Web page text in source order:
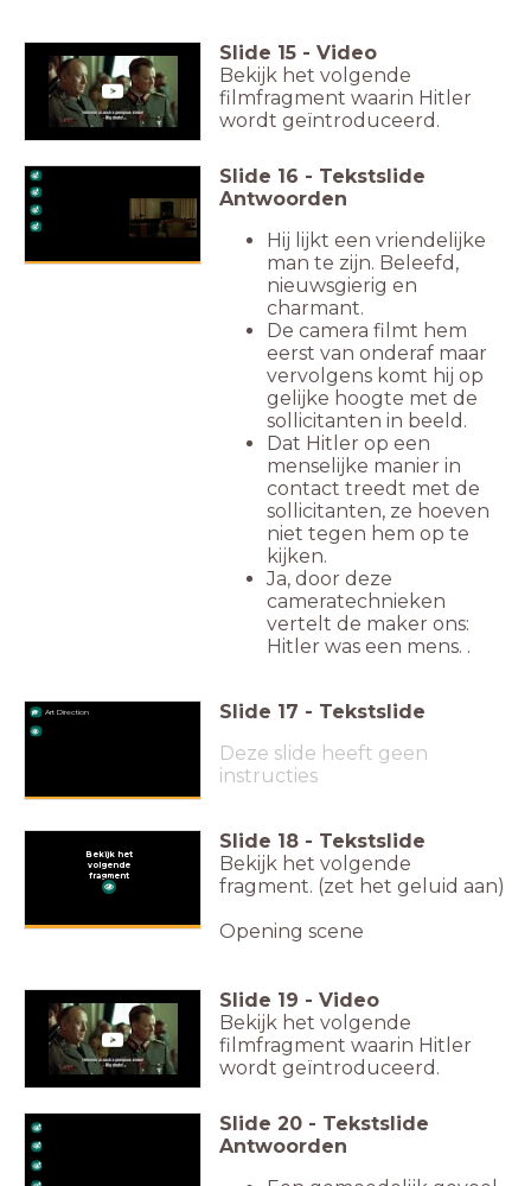
Slide 15 - Video
Bekijk het volgende
filmfragment waarin Hitler
wordt geïntroduceerd.
Slide 16 - Tekstslide
Antwoorden
Hij lijkt een vriendelijke
man te zijn. Beleefd,
nieuwsgierig en
charmant.
De camera filmt hem
eerst van onderaf maar
vervolgens komt hij op
gelijke hoogte met de
sollicitanten in beeld.
Dat Hitler op een
menselijke manier in
contact treedt met de
sollicitanten, ze hoeven
niet tegen hem op te
kijken.
Ja, door deze
cameratechnieken
vertelt de maker ons:
Hitler was een mens. .
Art Direction Slide 17 - Tekstslide
Deze slide heeft geen
instructies
Bekijk het
volgende
fragment
Slide 18 - Tekstslide
Bekijk het volgende
fragment. (zet het geluid aan)
Opening scene
Slide 19 - Video
Bekijk het volgende
filmfragment waarin Hitler
wordt geïntroduceerd.
Slide 20 - Tekstslide
Antwoorden